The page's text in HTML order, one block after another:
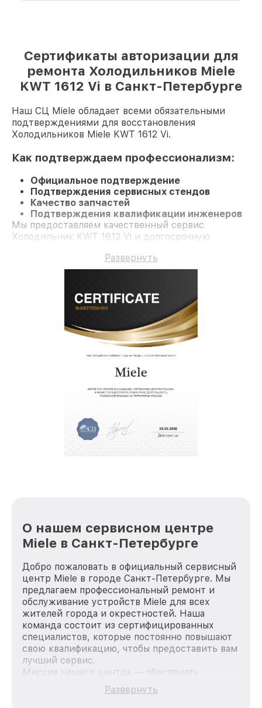
Сертификаты авторизации для
ремонта Холодильников Miele
KWT 1612 Vi в Санкт-Петербурге
Наш СЦ Miele обладает всеми обязательными
подтверждениями для восстановления
Холодильников Miele KWT 1612 Vi.
Как подтверждаем профессионализм:
Официальное подтверждение
Подтверждения сервисных стендов
Качество запчастей
Подтверждения квалификации инженеров
Мы предоставляем качественный сервис
Холодильник KWT 1612 Vi и долгосрочную
Развернуть
О нашем сервисном центре
Miele в Санкт-Петербурге
Добро пожаловать в официальный сервисный
центр Miele в городе Санкт-Петербурге. Мы
предлагаем профессиональный ремонт и
обслуживание устройств Miele для всех
жителей города и окрестностей. Наша
команда состоит из сертифицированных
специалистов, которые постоянно повышают
свою квалификацию, чтобы предоставить вам
лучший сервис.
Миссия нашего центра — обеспечить
качественный и доступный ремонт для
каждого пользователя продукции Miele, вне
Развернуть